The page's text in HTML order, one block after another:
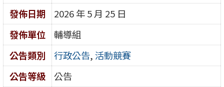
發佈日期
2026 年 5 月 25 日
發佈單位
輔導組
公告類別
行政公告,活動競賽
公告等級
公告